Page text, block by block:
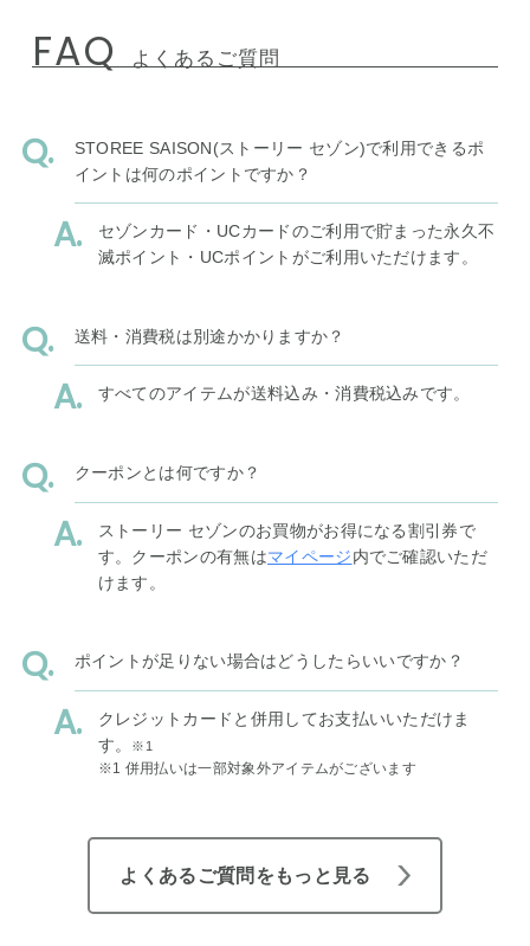
FAQ よくあるご質問
STOREE SAISON(ストーリー セゾン)で利用できるポ
イントは何のポイントですか？
セゾンカード・UCカードのご利用で貯まった永久不
滅ポイント・UCポイントがご利用いただけます。
送料・消費税は別途かかりますか？
すべてのアイテムが送料込み・消費税込みです。
クーポンとは何ですか？
ストーリー セゾンのお買物がお得になる割引券で
す。クーポンの有無はマイページ内でご確認いただ
けます。
ポイントが足りない場合はどうしたらいいですか？
クレジットカードと併用してお支払いいただけま
す。
※1
※1 併用払いは一部対象外アイテムがございます
よくあるご質問をもっと見る